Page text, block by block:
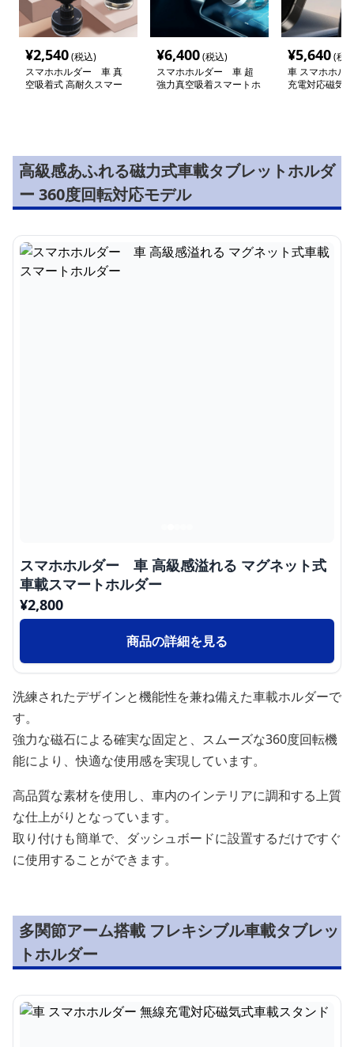
¥2,540(税込)
スマホホルダー 車 真
空吸着式 高耐久スマー
¥6,400(税込)
スマホホルダー 車 超
強力真空吸着スマートホ
¥5,640(税
車 スマホホル
充電対応磁気
高級感あふれる磁力式車載タブレットホルダ
ー 360度回転対応モデル
スマホホルダー 車 高級感溢れる マグネット式
車載スマートホルダー
¥2,800
商品の詳細を見る
洗練されたデザインと機能性を兼ね備えた車載ホルダーで
す。
強力な磁石による確実な固定と、スムーズな360度回転機
能により、快適な使用感を実現しています。
高品質な素材を使用し、車内のインテリアに調和する上質
な仕上がりとなっています。
取り付けも簡単で、ダッシュボードに設置するだけですぐ
に使用することができます。
多関節アーム搭載 フレキシブル車載タブレッ
トホルダー